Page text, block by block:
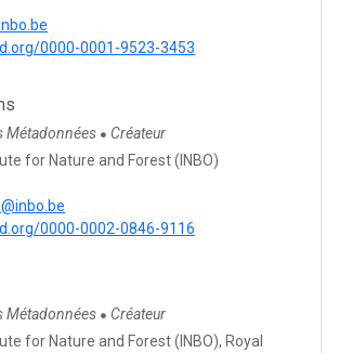
0000-0001-9523-3453
Métadonnées ● Créateur
for Nature and Forest (INBO)
0000-0002-0846-9116
Métadonnées ● Créateur
for Nature and Forest (INBO), Royal